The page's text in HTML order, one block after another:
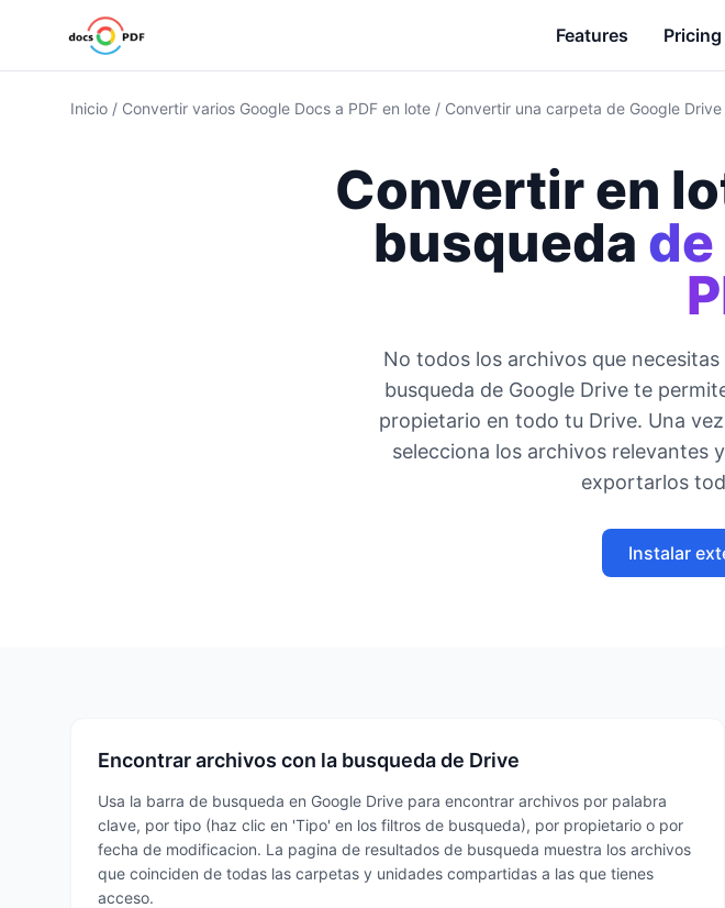
Features Pricing
Inicio / Convertir varios Google Docs a PDF en lote / Convertir una carpeta de Google Drive
Convertir en
busqueda
No todos los archivos que
busqueda de Google Drive te
propietario en todo tu Drive. Una
selecciona los archivos relevantes
exportarlos
Instalar
Encontrar archivos con la busqueda de Drive
Usa la barra de busqueda en Google Drive para encontrar archivos por palabra
clave, por tipo (haz clic en 'Tipo' en los filtros de busqueda), por propietario o por
fecha de modificacion. La pagina de resultados de busqueda muestra los archivos
que coinciden de todas las carpetas y unidades compartidas a las que tienes
acceso.